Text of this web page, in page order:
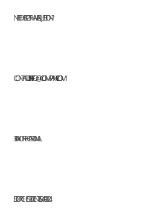
NEED HELP OR HAVE A QUESTION?
CONTACT US AT:INFO@COMPANY.COM
304 NORTH CARDINAL
ST. DORCHESTER CENTER, MA 02124